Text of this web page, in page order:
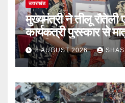
उत्तराखंड
मुख्यमंत्री ने तीलू रौतेली
कार्यकत्री पुरस्कार से
सम्मानित
8 AUGUST 2026